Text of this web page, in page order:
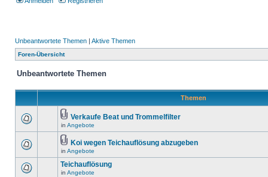
Unbeantwortete Themen | Aktive Themen
Foren-Übersicht
Unbeantwortete Themen
Themen
Verkaufe Beat und Trommelfilter
in Angebote
Koi wegen Teichauflösung abzugeben
in Angebote
Teichauflösung
in Angebote